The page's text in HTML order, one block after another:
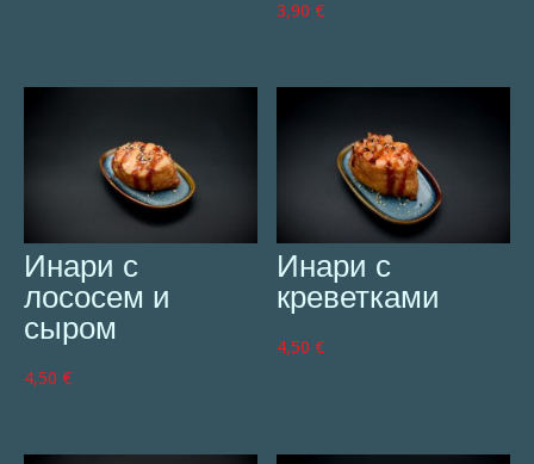
3,90€
Инари с
лососем и
сыром
4,50€
Инари с
креветками
4,50€